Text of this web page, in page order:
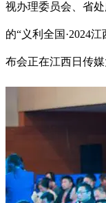
视办理委员会、省
的“义利全国·2024
布会正在江西日传